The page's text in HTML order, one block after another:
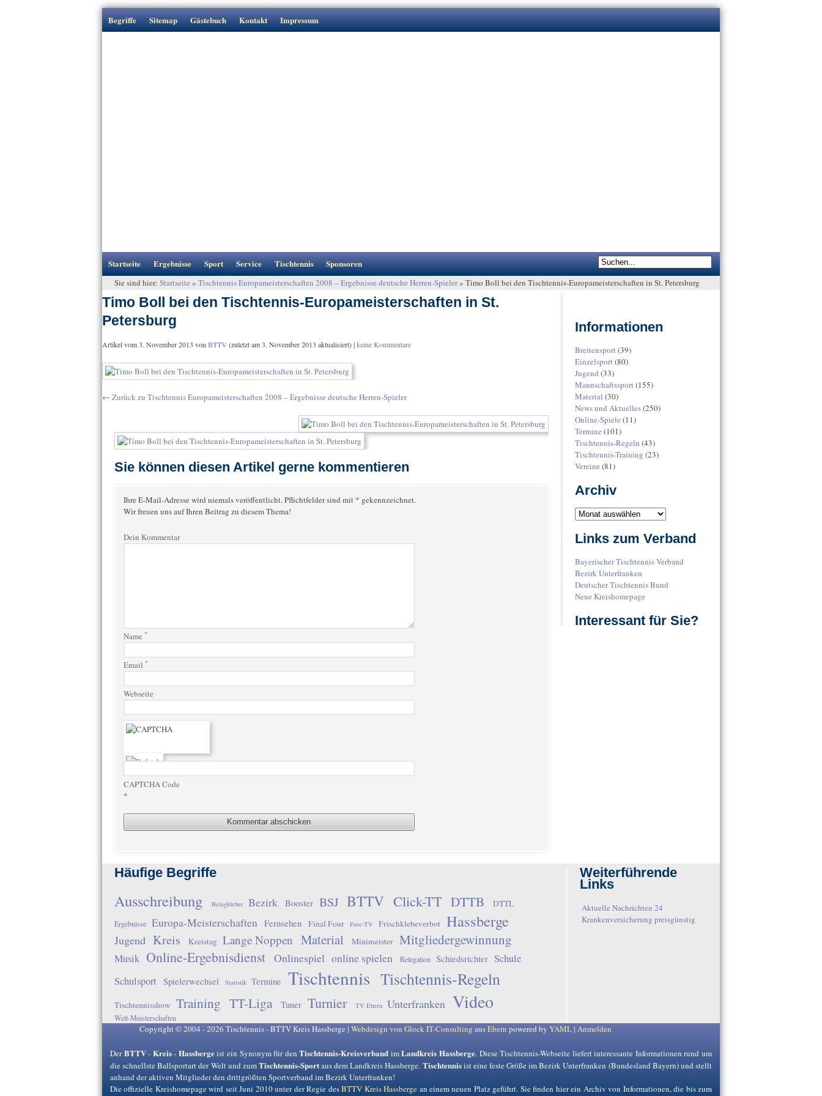
Begriffe Sitemap Gästebuch Kontakt Impressum
Startseite Ergebnisse Sport Service Tischtennis Sponsoren
Sie sind hier: Startseite » Tischtennis Europameisterschaften 2008 – Ergebnisse deutsche Herren-Spieler» Timo Boll bei den Tischtennis-Europameisterschaften in St. Petersburg
Timo Boll bei den Tischtennis-Europameisterschaften in St.
Petersburg
Artikel vom3. November 2013 vonBTTV (zuletzt am3. November 2013 aktualisiert) |keine Kommentare
← Zurück zu Tischtennis Europameisterschaften 2008 – Ergebnisse deutsche Herren-Spieler
Sie können diesen Artikel gerne kommentieren
Ihre E-Mail-Adresse wird niemals veröffentlicht. Pflichtfelder sind mit * gekennzeichnet.
Wir freuen uns auf Ihren Beitrag zu diesem Thema!
Dein Kommentar
Name *
Email *
Webseite
CAPTCHA Code
*
Informationen
Breitensport(39)
Einzelsport(80)
Jugend (33)
Mannschaftssport(155)
Material (30)
News und Aktuelles(250)
Online-Spiele (11)
Termine (101)
Tischtennis-Regeln (43)
Tischtennis-Training (23)
Vereine (81)
Archiv
Links zum Verband
Bayerischer Tischtennis Verband
Bezirk Unterfranken
Deutscher Tischtennis Bund
Neue Kreishomepage
Interessant für Sie?
Häufige Begriffe
Ausschreibung Belagkleber Bezirk Booster BSJ BTTV Click-TT DTTB DTTL
Ergebnisse Europa-Meisterschaften Fernsehen Final Four Free-TV Frischklebeverbot Hassberge
Jugend Kreis Kreistag Lange Noppen Material Minimeister Mitgliedergewinnung
Musik Online-Ergebnisdienst Onlinespiel online spielen Relegation Schiedsrichter Schule
Schulsport
Spielerwechsel Statistik Termine Tischtennis Tischtennis-Regeln
Tischtennisshow Training TT-Liga Tuner Turnier TV Ebern Unterfranken Video
Welt-Meisterschaften
Weiterführende
Links
Aktuelle Nachrichten 24
Krankenversicherung preisgünstig
Copyright © 2004 - 2026 Tischtennis - BTTV Kreis Hassberge | Webdesign von Glock IT-Consulting ausEbern powered by YAML | Anmelden
DerBTTV- Kreis- Hassbergeist ein Synonym für denTischtennis-Kreisverband imLandkreis Hassberge. Diese Tischtennis-Webseite liefert interessante Informationen rund um
die schnellste Ballsportart der Welt und zumTischtennis-Sportaus dem Landkreis Hassberge. Tischtennisist eine feste Größe im Bezirk Unterfranken (Bundesland Bayern) und stellt
anhand der aktiven Mitglieder den drittgrößten Sportverband im Bezirk Unterfranken!
Die offizielle Kreishomepage wird seit Juni 2010 unter der Regie desBTTV Kreis Hassberge an einem neuen Platz geführt. Sie finden hier ein Archiv von Informationen, die bis zum